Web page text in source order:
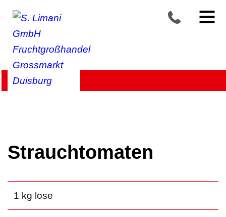
Produkte >Unsere beliebtesten Artikel
Strauchtomaten
1 kg lose